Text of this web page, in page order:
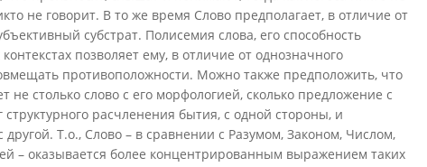
не говорит. В то же время Слово предполагает, в отличие от
субстрат. Полисемия слова, его способность
позволяет ему, в отличие от однозначного
противоположности. Можно также предположить, что
не столько слово с его морфологией, сколько предложение с
структурного расчленения бытия, с одной стороны, и
Т.о., Слово – в сравнении с Разумом, Законом, Числом,
– оказывается более концентрированным выражением таких